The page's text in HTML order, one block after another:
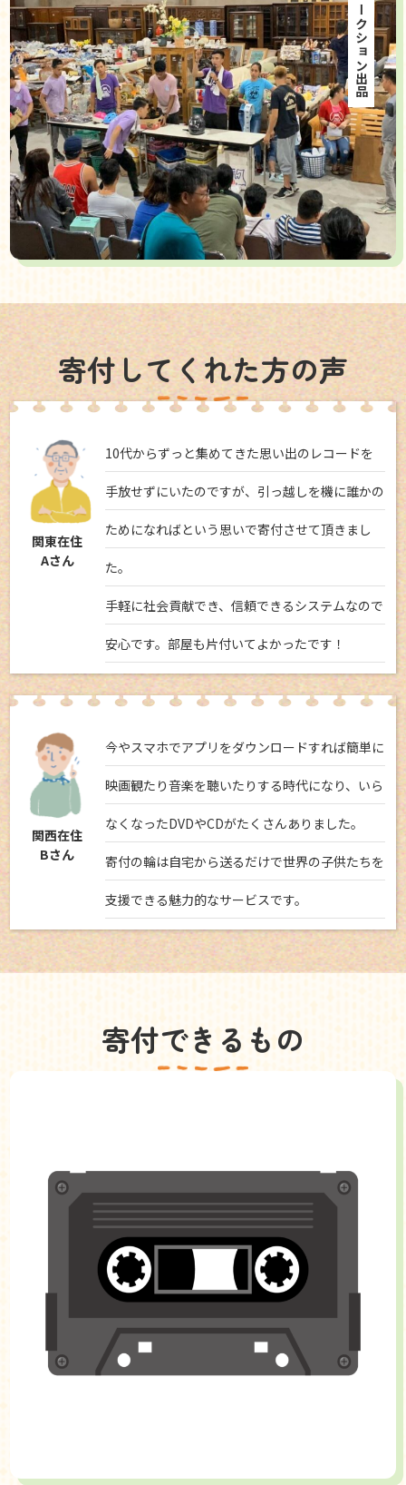
海外オークション出品
寄付してくれた方の声
関東在住
Aさん
10代からずっと集めてきた思い出のレコードを
手放せずにいたのですが、引っ越しを機に誰かの
ためになればという思いで寄付させて頂きまし
た。
手軽に社会貢献でき、信頼できるシステムなので
安心です。部屋も片付いてよかったです！
関西在住
Bさん
今やスマホでアプリをダウンロードすれば簡単に
映画観たり音楽を聴いたりする時代になり、いら
なくなったDVDやCDがたくさんありました。
寄付の輪は自宅から送るだけで世界の子供たちを
支援できる魅力的なサービスです。
寄付できるもの